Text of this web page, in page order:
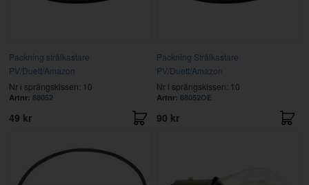
Packning strålkastare
PV/Duett/Amazon
Nr i sprängskissen: 10
Artnr: 88052
49 kr
Packning Strålkastare
PV/Duett/Amazon
Nr i sprängskissen: 10
Artnr: 88052OE
90 kr